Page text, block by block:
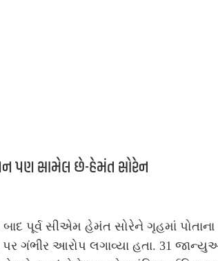
પણ સામેલ છે-હેમંત સોરેન
પૂર્વ સીએમ હેમંત સોરેને ગૃહમાં પોતાના
પર ગંભીર આરોપ લગાવ્યા હતા. 31